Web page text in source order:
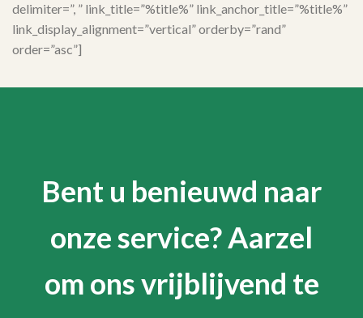
delimiter=”, ” link_title=”%title%” link_anchor_title=”%title%”
link_display_alignment=”vertical” orderby=”rand”
order=”asc”]
Bent u benieuwd naar
onze service? Aarzel
om ons vrijblijvend te